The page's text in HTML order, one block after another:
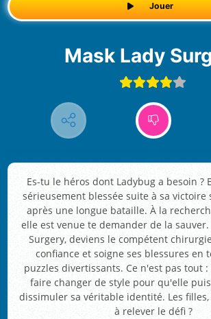
Jouer
Mask Lady
Es-tu le héros dont Ladybug a besoin ?
sérieusement blessée suite à sa victoire
après une longue bataille. À la
elle est venue te demander de la sauver.
Surgery, deviens le compétent
confiance et soigne ses blessures en
puzzles divertissants. Ce n'est pas tout
faire changer de style pour qu'elle
dissimuler sa véritable identité. Les
à relever le défi ?